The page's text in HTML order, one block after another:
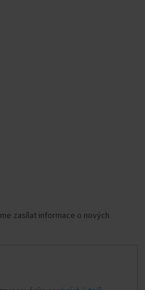
zasílat informace o nových